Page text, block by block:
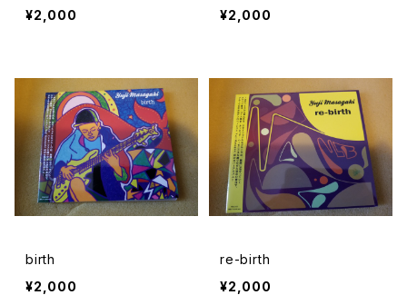
¥2,000
¥2,000
birth
¥2,000
re-birth
¥2,000